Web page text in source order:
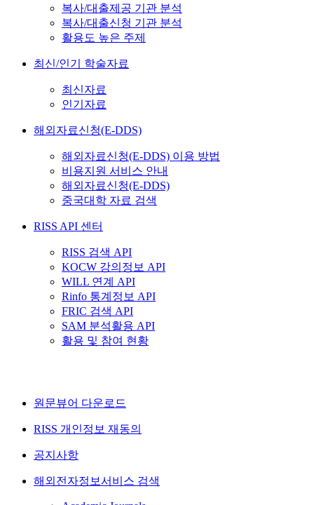
복사/대출제공 기관 분석
복사/대출신청 기관 분석
활용도 높은 주제
최신/인기 학술자료
최신자료
인기자료
해외자료신청(E-DDS)
해외자료신청(E-DDS) 이용 방법
비용지원 서비스 안내
해외자료신청(E-DDS)
중국대학 자료 검색
RISS API 센터
RISS 검색 API
KOCW 강의정보 API
WILL 연계 API
Rinfo 통계정보 API
FRIC 검색 API
SAM 분석활용 API
활용 및 참여 현황
원문뷰어 다운로드
RISS 개인정보 재동의
공지사항
해외전자정보서비스 검색